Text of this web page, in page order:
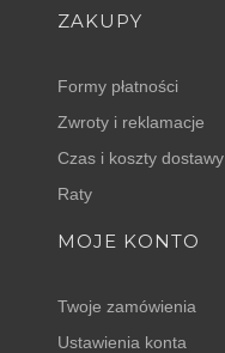
Linki w stopce
ZAKUPY
Formy płatności
Zwroty i reklamacje
Czas i koszty dostawy
Raty
MOJE KONTO
Twoje zamówienia
Ustawienia konta